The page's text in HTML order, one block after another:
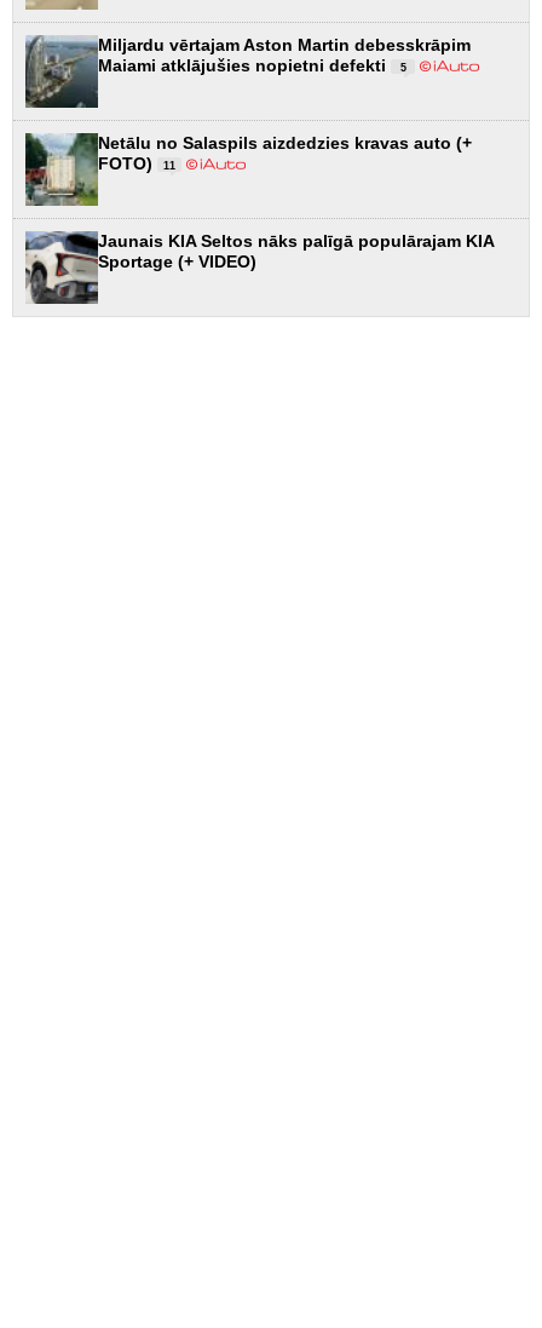
Miljardu vērtajam Aston Martin debesskrāpim
Maiami atklājušies nopietni defekti
5
Netālu no Salaspils aizdedzies kravas auto (+
FOTO)
11
Jaunais KIA Seltos nāks palīgā populārajam KIA
Sportage (+ VIDEO)